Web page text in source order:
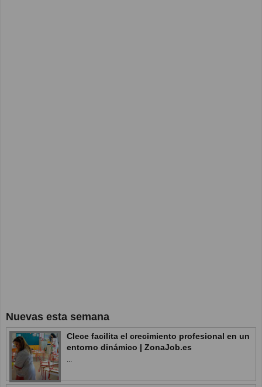
Nuevas esta semana
Clece facilita el crecimiento profesional en un
entorno dinámico | ZonaJob.es
...